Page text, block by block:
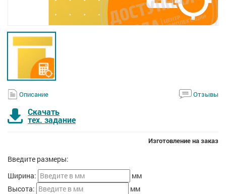
Описание Отзывы
Скачать
тех. задание
Изготовление на заказ
Введите размеры:
Ширина:
мм
Высота:
мм